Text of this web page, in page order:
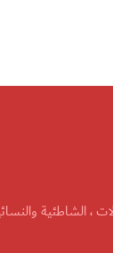
، الشاطئية